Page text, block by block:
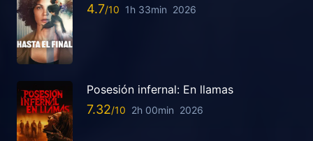
4.7 1h 33min 2026
Posesión infernal: En llamas
7.32 2h 00min 2026